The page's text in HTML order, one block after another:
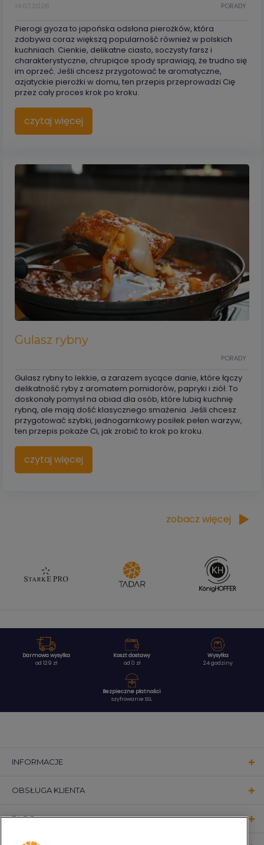
PORADY
14.07.2026
Pierogi gyoza to japońska odsłona pierożków, która
zdobywa coraz większą popularność również w polskich
kuchniach. Cienkie, delikatne ciasto, soczysty farsz i
charakterystyczne, chrupiące spody sprawiają, że trudno się
im oprzeć. Jeśli chcesz przygotować te aromatyczne,
azjatyckie pierożki w domu, ten przepis przeprowadzi Cię
przez cały proces krok po kroku.
czytaj więcej
Gulasz rybny
PORADY
Gulasz rybny to lekkie, a zarazem sycące danie, które łączy
delikatność ryby z aromatem pomidorów, papryki i ziół. To
doskonały pomysł na obiad dla osób, które lubią kuchnię
rybną, ale mają dość klasycznego smażenia. Jeśli chcesz
przygotować szybki, jednogarnkowy posiłek pełen warzyw,
ten przepis pokaże Ci, jak zrobić to krok po kroku.
czytaj więcej
zobacz więcej
Darmowa wysyłka
od 129 zł
Koszt dostawy
od 0 zł
Wysyłka
24 godziny
Bezpieczne płatności
szyfrowanie SSL
INFORMACJE
OBSŁUGA KLIENTA
BLOG